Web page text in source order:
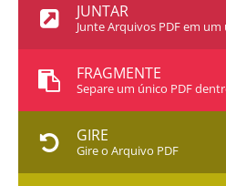
JUNTAR
Junte Arquivos PDF em
FRAGMENTE
Separe um único PDF
GIRE
Gire o Arquivo PDF